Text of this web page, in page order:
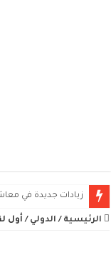
زيادات جديدة في
الرئيسية / الدولي / أول